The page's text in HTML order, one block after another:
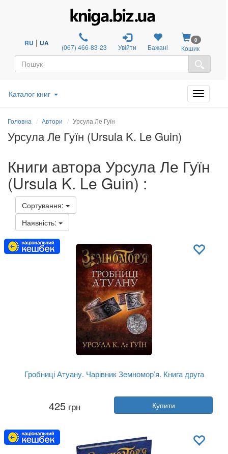
RU | UA (067) 466-83-23 Увійти Бажані
0
Кошик
Каталог книг
Головна Автори Урсула Ле Гуїн
Урсула Ле Гуїн (Ursula K. Le Guin)
Книги автора Урсула Ле Гуїн
(Ursula K. Le Guin) :
Сортування:
Наявність:
Гробниці Атуану. Чарівник Земномор’я. Книга друга
Урсула Ле Гуїн
Stone Publishing
425 грн Купити